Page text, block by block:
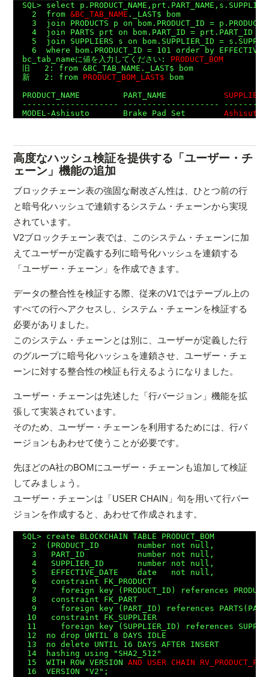
SQL> select
  2  from
&BC_TAB_NAME ._LAST$ bom
3  join PRODUCTS p on bom.PRODUCT_ID =
  4  join PARTS prt on bom.PART_ID = prt.PART_ID
5  join SUPPLIERS s on bom.SUPPLIER_ID =
6  where bom.PRODUCT_ID = 101 order by
bc_tab_nameに値を入力してください: PRODUCT_BOM
旧   2: from &BC_TAB_NAME._LAST$ bom
新   2: from PRODUCT_BOM_LAST$ bom
PRODUCT_NAME         PART_NAME
-------------------- --------------------
MODEL-Ashisuto       Brake Pad Set Ashisuto
高度なハッシュ検証を提供する「ユーザー・チ
ェーン」機能の追加
ブロックチェーン表の強固な耐改ざん性は、ひとつ前の行
と暗号化ハッシュで連鎖するシステム・チェーンから実現
されています。
V2ブロックチェーン表では、このシステム・チェーンに加
えてユーザーが定義する列に暗号化ハッシュを連鎖する
「ユーザー・チェーン」を作成できます。
データの整合性を検証する際、従来のV1ではテーブル上の
すべての行へアクセスし、システム・チェーンを検証する
必要がありました。
このシステム・チェーンとは別に、ユーザーが定義した行
のグループに暗号化ハッシュを連鎖させ、ユーザー・チェ
ーンに対する整合性の検証も行えるようになりました。
ユーザー・チェーンは先述した「行バージョン」機能を拡
張して実装されています。
そのため、ユーザー・チェーンを利用するためには、行バ
ージョンもあわせて使うことが必要です。
先ほどのA社のBOMにユーザー・チェーンも追加して検証
してみましょう。
ユーザー・チェーンは「USER CHAIN」句を用いて行バー
ジョンを作成すると、あわせて作成されます。
SQL> create BLOCKCHAIN TABLE PRODUCT_BOM
  2  (PRODUCT_ID        number not null,
  3   PART_ID           number not null,
  4   SUPPLIER_ID       number not null,
  5   EFFECTIVE_DATE    date   not null,
  6   constraint FK_PRODUCT
7     foreign key (PRODUCT_ID) references
  8   constraint FK_PART
9     foreign key (PART_ID) references
10   constraint FK_SUPPLIER
11     foreign key (SUPPLIER_ID) references
12  no drop UNTIL 8 DAYS IDLE
13  no delete UNTIL 16 DAYS AFTER INSERT
14  hashing using "SHA2_512"
15  WITH ROW VERSION AND USER CHAIN
16  VERSION "V2";